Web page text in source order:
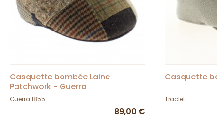
Casquette bombée Laine
Patchwork - Guerra
Guerra 1855
89,00 €
Casquette
Traclet